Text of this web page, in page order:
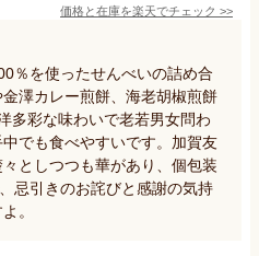
価格と在庫を楽天でチェック >>
％を使ったせんべいの詰め合
澤カレー煎餅、海老胡椒煎餅
多彩な味わいで老若男女問わ
でも食べやすいです。加賀友
としつつも華があり、個包装
忌引きのお詫びと感謝の気持
。